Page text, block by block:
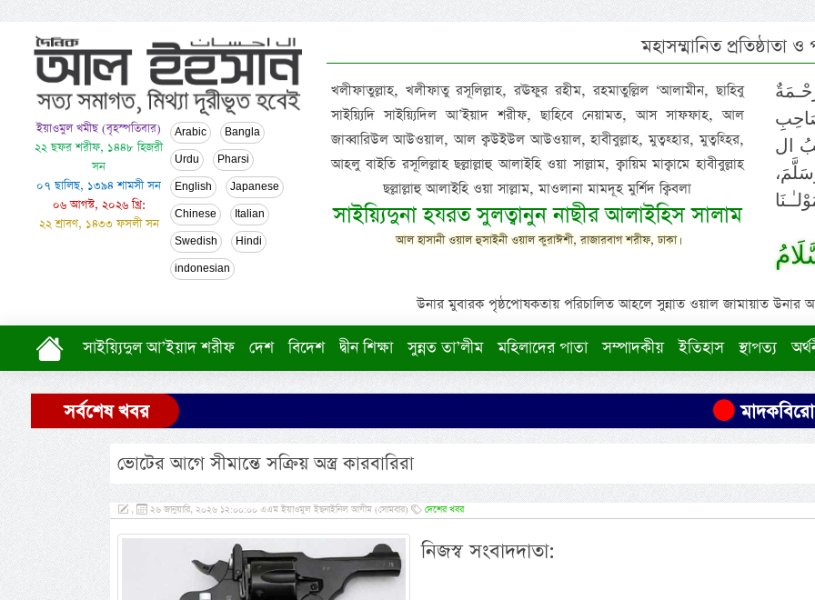
ইয়াওমুল খমীছ (বৃহস্পতিবার)
২২ ছফর শরীফ, ১৪৪৮ হিজরী
সন
০৭ ছালিছ, ১৩৯৪ শামসী সন
০৬ আগস্ট, ২০২৬ খ্রি:
২২ শ্রাবণ, ১৪৩৩ ফসলী সন
Arabic Bangla
Urdu Pharsi
English Japanese
Chinese Italian
Swedish Hindi
indonesian
মহাসম্মানিত প্রতিষ্ঠাতা
খলীফাতুল্লাহ, খলীফাতু রসূলিল্লাহ, রঊফুর রহীম, রহমাতুল্লিল ‘আলামীন, ছাহিবু
সাইয়্যিদি সাইয়্যিদিল আ’ইয়াদ শরীফ, ছাহিবে নেয়ামত, আস সাফফাহ, আল
জাব্বারিউল আউওয়াল, আল ক্বউইউল আউওয়াল, হাবীবুল্লাহ, মুত্বহ্হার, মুত্বহ্হির,
আহলু বাইতি রসূলিল্লাহ ছল্লাল্লাহু আলাইহি ওয়া সাল্লাম, ক্বায়িম মাক্বামে হাবীবুল্লাহ
ছল্লাল্লাহু আলাইহি ওয়া সাল্লাম, মাওলানা মামদূহ মুর্শিদ ক্বিবলা
সাইয়্যিদুনা হযরত সুলত্বানুন নাছীর আলাইহিস সালাম
আল হাসানী ওয়াল হুসাইনী ওয়াল কুরাঈশী, রাজারবাগ শরীফ, ঢাকা।
ال
উনার মুবারক পৃষ্ঠপোষকতায় পরিচালিত আহলে সুন্নাত ওয়াল জামায়াত উনার
সাইয়্যিদুল আ’ইয়াদ শরীফ দেশ বিদেশ দ্বীন শিক্ষা সুন্নত তা’লীম মহিলাদের পাতা সম্পাদকীয় ইতিহাস স্থাপত্য
সর্বশেষ খবর মাদকবিরোধী
ভোটের আগে সীমান্তে সক্রিয় অস্ত্র কারবারিরা
, ২৬ জানুয়ারি, ২০২৬ ১২:০০:০০ এএম ইয়াওমুল ইছনাইনিল আযীম (সোমবার) দেশের খবর
নিজস্ব সংবাদদাতা: